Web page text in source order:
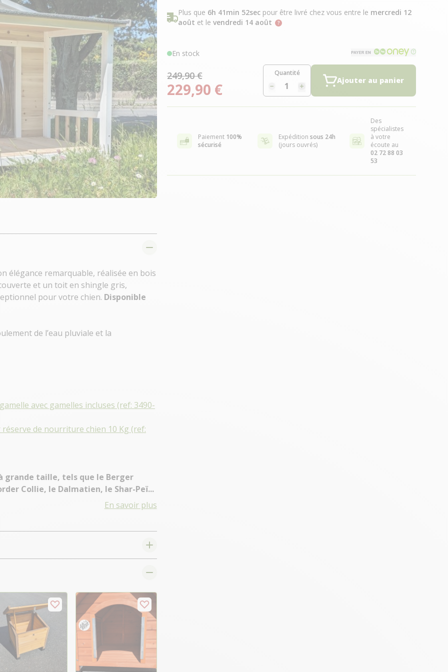
Plus que 6h 41min 51secpour être livré chez vous entre le mercredi 12
août et le vendredi 14 août
En stock
249,90 €
229,90 €
Quantité
Ajouter au panier
Paiement 100%
sécurisé
Expédition sous 24h
(jours ouvrés)
Des
spécialistes
à votre
écoute au
02 72 88 03
53
élégance remarquable, réalisée en bois
et un toit en shingle gris,
pour votre chien. Disponible
de l’eau pluviale et la
avec gamelles incluses (ref: 3490-
de nourriture chien 10 Kg (ref:
grande taille, tels que le Berger
Collie, le Dalmatien, le Shar-Peï...
En savoir plus